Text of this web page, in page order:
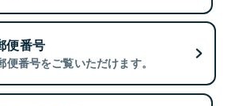
便番号
番号をご覧いただけます。